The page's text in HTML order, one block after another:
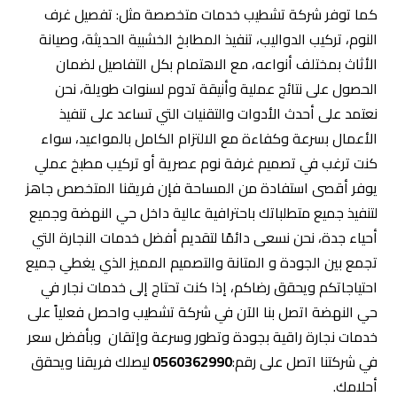
كما توفر شركة تشطيب خدمات متخصصة مثل: تفصيل غرف
النوم، تركيب الدواليب، تنفيذ المطابخ الخشبية الحديثة، وصيانة
الأثاث بمختلف أنواعه، مع الاهتمام بكل التفاصيل لضمان
الحصول على نتائج عملية وأنيقة تدوم لسنوات طويلة، نحن
نعتمد على أحدث الأدوات والتقنيات التي تساعد على تنفيذ
الأعمال بسرعة وكفاءة مع الالتزام الكامل بالمواعيد، سواء
كنت ترغب في تصميم غرفة نوم عصرية أو تركيب مطبخ عملي
يوفر أقصى استفادة من المساحة فإن فريقنا المتخصص جاهز
لتنفيذ جميع متطلباتك باحترافية عالية داخل حي النهضة وجميع
أحياء جدة، نحن نسعى دائمًا لتقديم أفضل خدمات النجارة التي
تجمع بين الجودة و المتانة والتصميم المميز الذي يغطي جميع
احتياجاتكم ويحقق رضاكم، إذا كنت تحتاج إلى خدمات نجار في
حي النهضة اتصل بنا الآن في شركة تشطيب واحصل فعلياً على
خدمات نجارة راقية بجودة وتطور وسرعة وإتقان وبأفضل سعر
في شركتنا اتصل على رقم:0560362990ليصلك فريقنا ويحقق
أحلامك.